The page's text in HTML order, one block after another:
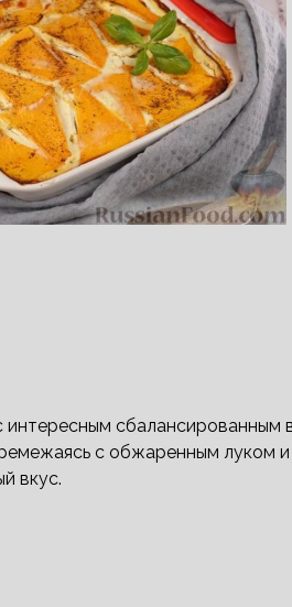
сбалансированным
с обжаренным луком
вкус.